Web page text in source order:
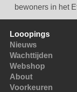
bewoners in het
Looopings
Nieuws
Wachttijden
Webshop
About
Voorkeuren